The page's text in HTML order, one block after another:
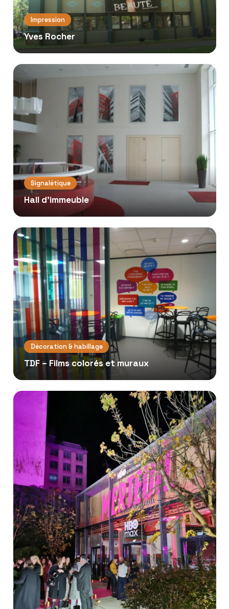
Impression
Yves Rocher
Signalétique
Hall d'immeuble
Décoration & habillage
TDF – Films colorés et muraux